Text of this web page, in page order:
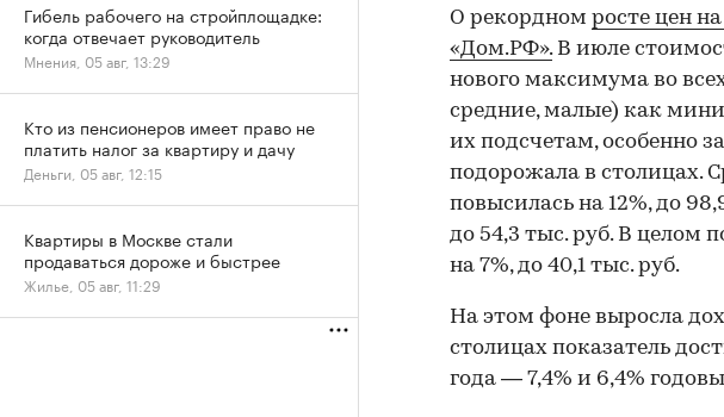
О рекордном росте цен
«Дом.РФ».В июле
нового максимума во
средние, малые) как
их подсчетам, особенно
подорожала в столицах.
повысилась на 12%, до
до 54,3 тыс. руб. В целом
на 7%, до 40,1 тыс. руб.
На этом фоне выросла
столицах показатель
года — 7,4% и 6,4%
Гибель рабочего на стройплощадке:
когда отвечает руководитель
Мнения, 05 авг, 13:29
Кто из пенсионеров имеет право не
платить налог за квартиру и дачу
Деньги, 05 авг, 12:15
Квартиры в Москве стали
продаваться дороже и быстрее
Жилье, 05 авг, 11:29